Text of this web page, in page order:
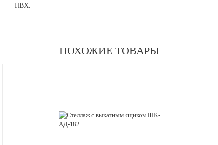
ПВХ.
ПОХОЖИЕ ТОВАРЫ